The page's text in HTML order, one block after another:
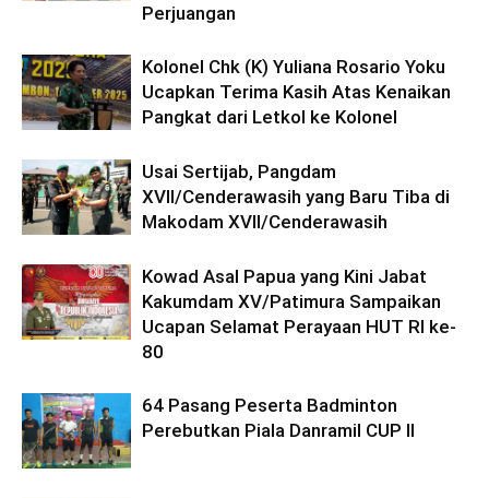
Perjuangan
Kolonel Chk (K) Yuliana Rosario Yoku
Ucapkan Terima Kasih Atas Kenaikan
Pangkat dari Letkol ke Kolonel
Usai Sertijab, Pangdam
XVII/Cenderawasih yang Baru Tiba di
Makodam XVII/Cenderawasih
Kowad Asal Papua yang Kini Jabat
Kakumdam XV/Patimura Sampaikan
Ucapan Selamat Perayaan HUT RI ke-
80
64 Pasang Peserta Badminton
Perebutkan Piala Danramil CUP II